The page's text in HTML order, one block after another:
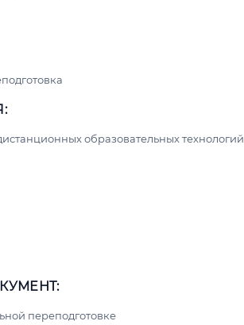
образовательных технологий
переподготовке